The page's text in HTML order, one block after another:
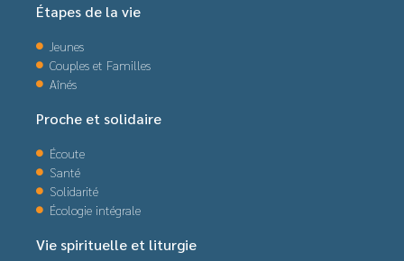
Étapes de la vie
Jeunes
Couples et Familles
Aînés
Proche et solidaire
Écoute
Santé
Solidarité
Écologie intégrale
Vie spirituelle et liturgie